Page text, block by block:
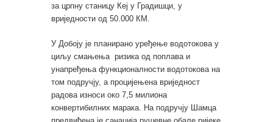
за црпну станицу Кеј у Градишци, у
вриједности од 50.000 КМ.
У Добоју је планирано уређење водотoкова у
циљу смањења ризика од поплава и
унапређења функционалности водотокова на
том подручју, а процијењена вриједност
радова износи око 7,5 милиона
конвертибилних марака. На подручју Шамца